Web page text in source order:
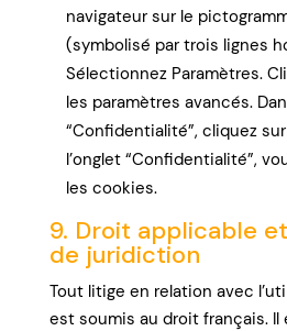
navigateur sur le
(symbolisé par trois lignes
Sélectionnez Paramètres.
les paramètres avancés.
“Confidentialité”, cliquez
l’onglet “Confidentialité”,
les cookies.
9. Droit applicable
de juridiction
Tout litige en relation avec
est soumis au droit français.